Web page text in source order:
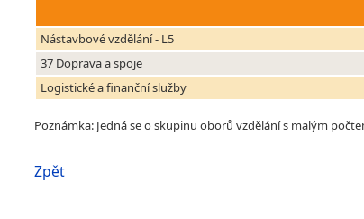
Nástavbové vzdělání - L5
37 Doprava a spoje
Logistické a finanční služby
Poznámka: Jedná se o skupinu oborů vzdělání s malým
Zpět